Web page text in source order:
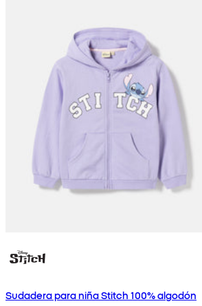
Sudadera para niña Stitch 100% algodón